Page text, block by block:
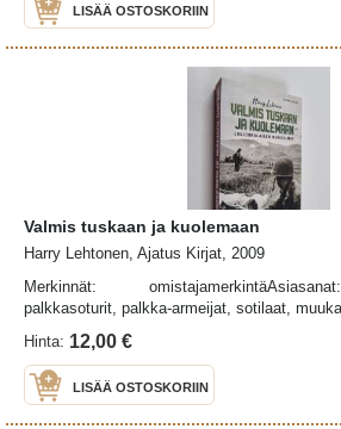
LISÄÄ OSTOSKORIIN
Valmis tuskaan ja kuolemaan
Harry Lehtonen, Ajatus Kirjat, 2009
Merkinnät:
palkkasoturit, palkka-armeijat, sotilaat,
Hinta: 12,00 €
LISÄÄ OSTOSKORIIN